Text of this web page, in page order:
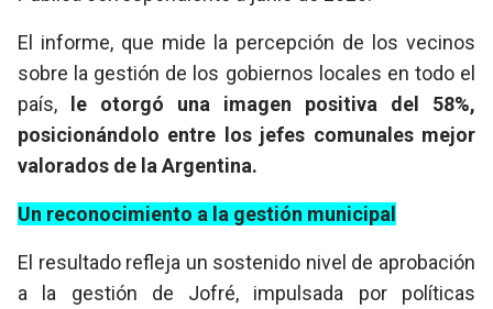
El informe, que mide la percepción de los vecinos
sobre la gestión de los gobiernos locales en todo el
país,
le otorgó una imagen positiva del 58%,
posicionándolo entre los jefes comunales mejor
valorados de la Argentina.
Un reconocimiento a la gestión municipal
El resultado refleja un sostenido nivel de aprobación
a la gestión de Jofré, impulsada por políticas